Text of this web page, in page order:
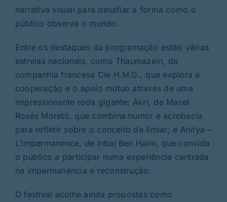
narrativa visual para desafiar a forma como o
público observa o mundo.
Entre os destaques da programação estão várias
estreias nacionais, como Thaumazein, da
companhia francesa Cie H.M.G., que explora a
cooperação e o apoio mútuo através de uma
impressionante roda gigante; Ákri, de Manel
Rosés Moretó, que combina humor e acrobacia
para refletir sobre o conceito de limiar; e Anitya –
L’impermanence, de Inbal Ben Haim, que convida
o público a participar numa experiência centrada
na impermanência e reconstrução.
O festival acolhe ainda propostas como